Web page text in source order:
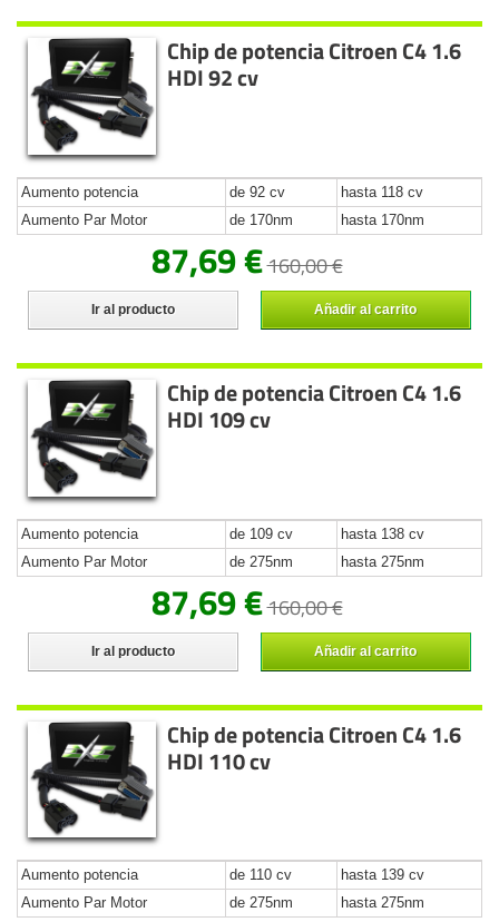
Chip de potencia Citroen C4 1.6
HDI 92 cv
Aumento potencia de 92 cv
hasta 118 cv
Aumento Par Motor
de 170nm hasta 170nm
87,69 €160,00 €
Ir al producto Añadir al carrito
Chip de potencia Citroen C4 1.6
HDI 109 cv
Aumento potencia de 109 cv
hasta 138 cv
Aumento Par Motor
de 275nm hasta 275nm
87,69 €160,00 €
Ir al producto Añadir al carrito
Chip de potencia Citroen C4 1.6
HDI 110 cv
Aumento potencia de 110 cv
hasta 139 cv
Aumento Par Motor
de 275nm hasta 275nm